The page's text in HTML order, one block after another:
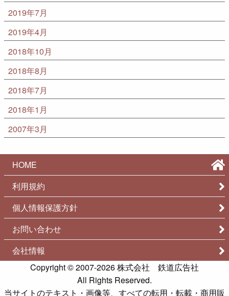
2019年7月
2019年4月
2018年10月
2018年8月
2018年7月
2018年1月
2007年3月
HOME
利用規約
個人情報保護方針
お問い合わせ
会社情報
Copyright © 2007-2026株式会社 鉄道広告社
All Rights Reserved.
当サイトのテキスト・画像等、すべての転用・転載・商用販